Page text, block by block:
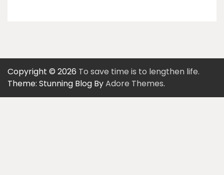
Copyright © 2026 To save time is to lengthen life.
Theme: Stunning Blog ByAdore Themes.